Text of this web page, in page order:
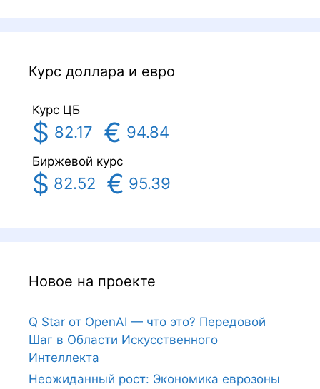
Курс доллара и евро
Курс ЦБ
$ 82.17 € 94.84
Биржевой курс
$ 82.52 € 95.39
Новое на проекте
Q Star от OpenAI — что это? Передовой
Шаг в Области Искусственного
Интеллекта
Неожиданный рост: Экономика еврозоны